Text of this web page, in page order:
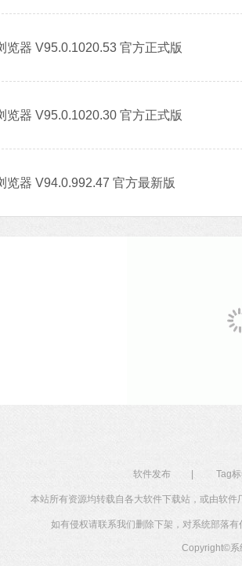
览器 V95.0.1020.53 官方正式版
览器 V95.0.1020.30 官方正式版
览器 V94.0.992.47 官方最新版
软件发布 Tag
本站所有资源均转载自各大软件下载站，或由软
如有侵权请联系我们删除下架，对系统部落
Copyright©系